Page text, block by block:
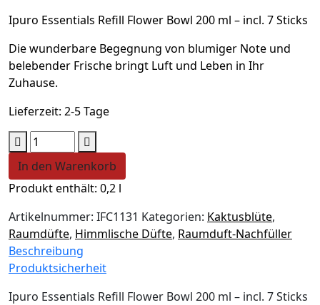
Ipuro Essentials Refill Flower Bowl 200 ml – incl. 7 Sticks
Die wunderbare Begegnung von blumiger Note und
belebender Frische bringt Luft und Leben in Ihr
Zuhause.
Lieferzeit: 2-5 Tage
Ipuro
Flower
Bowl
Nachfüller
Essentials
Raumduft
200
ml
Menge
In den Warenkorb
Produkt enthält: 0,2 l
Artikelnummer: IFC1131 Kategorien: Kaktusblüte,
Raumdüfte, Himmlische Düfte, Raumduft-Nachfüller
Beschreibung
Produktsicherheit
Ipuro Essentials Refill Flower Bowl 200 ml – incl. 7 Sticks